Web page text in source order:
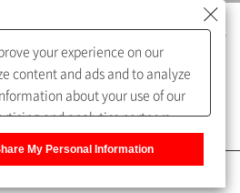
FAQ）
your experience on our
content and ads and to analyze
about your use of our
and analytics partners,
My Personal Information